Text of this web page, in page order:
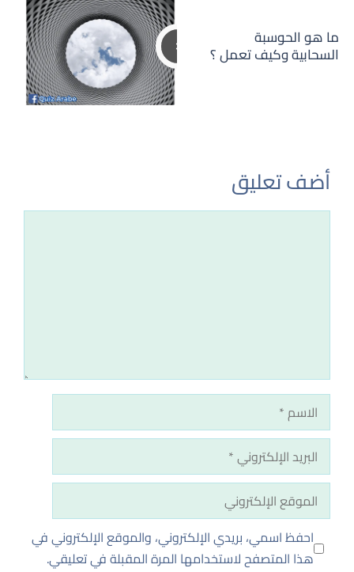
ما هو الحوسبة
السحابية وكيف تعمل ؟
أضف تعليق
الاسم
البريد
الإلكتروني
الموقع
الإلكتروني
احفظ اسمي، بريدي الإلكتروني، والموقع الإلكتروني في
هذا المتصفح لاستخدامها المرة المقبلة في تعليقي.